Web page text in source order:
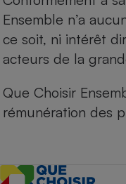
Ensemble n’a
ce soit, ni intérêt
acteurs de la
Que Choisir
rémunération des